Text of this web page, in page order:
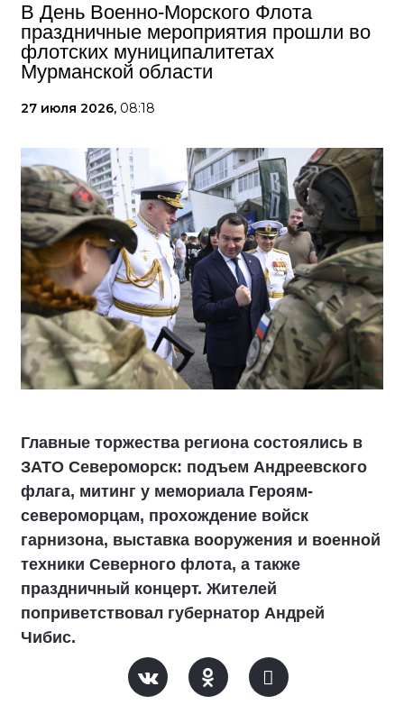
В День Военно-Морского Флота
праздничные мероприятия прошли во
флотских муниципалитетах
Мурманской области
27 июля 2026, 08:18
Главные торжества региона состоялись в
ЗАТО Североморск: подъем Андреевского
флага, митинг у мемориала Героям-
североморцам, прохождение войск
гарнизона, выставка вооружения и военной
техники Северного флота, а также
праздничный концерт. Жителей
поприветствовал губернатор Андрей
Чибис.